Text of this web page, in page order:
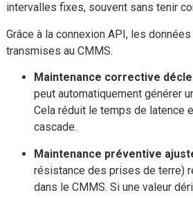
intervalles fixes, souvent sans tenir
Grâce à la connexion API, les
transmises au CMMS.
Maintenance corrective
peut automatiquement générer
Cela réduit le temps de latence
cascade.
Maintenance préventive
résistance des prises de terre)
dans le CMMS. Si une valeur